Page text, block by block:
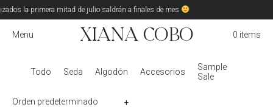
la primera mitad de julio saldrán a finales de mes
Menu Xiana Cobo 0 items
Todo Seda Algodón Accesorios
Sample
Sale